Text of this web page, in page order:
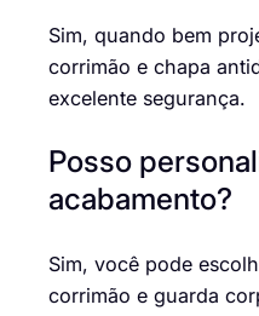
Sim, quando bem
corrimão e chapa
excelente segurança.
Posso
acabamento?
Sim, você pode
corrimão e guarda